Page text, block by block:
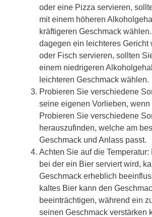
oder eine Pizza servieren,
mit einem höheren
kräftigeren Geschmack
dagegen ein leichteres Gericht
oder Fisch servieren, sollten
einem niedrigeren
leichteren Geschmack wählen.
Probieren Sie verschiedene
seine eigenen Vorlieben, wenn
Probieren Sie verschiedene
herauszufinden, welche am
Geschmack und Anlass passt.
Achten Sie auf die Temperatur:
bei der ein Bier serviert wird,
Geschmack erheblich
kaltes Bier kann den
beeinträchtigen, während ein
seinen Geschmack verstärken